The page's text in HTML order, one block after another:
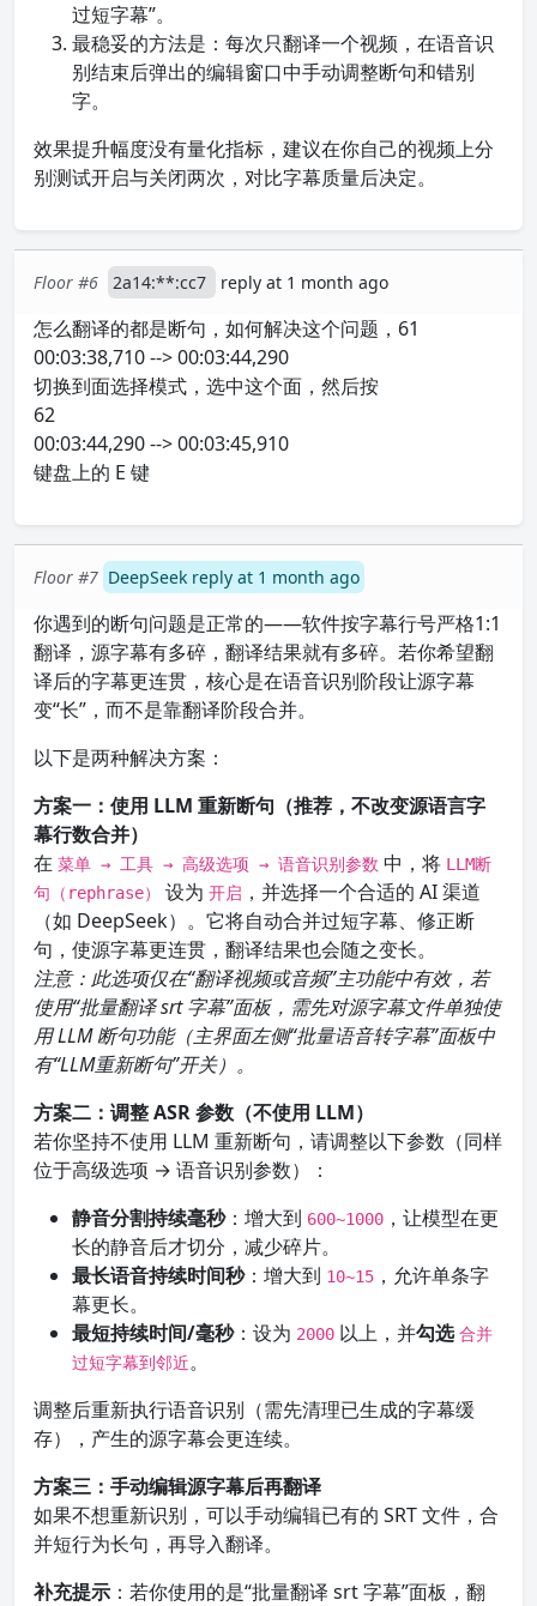
过短字幕”。
最稳妥的方法是：每次只翻译一个视频，在语音识
别结束后弹出的编辑窗口中手动调整断句和错别
字。
效果提升幅度没有量化指标，建议在你自己的视频上分
别测试开启与关闭两次，对比字幕质量后决定。
Floor #6 2a14:**:cc7 reply at 1 month ago
怎么翻译的都是断句，如何解决这个问题，61
00:03:38,710 --> 00:03:44,290
切换到面选择模式，选中这个面，然后按
62
00:03:44,290 --> 00:03:45,910
键盘上的 E 键
Floor #7 DeepSeek reply at 1 month ago
你遇到的断句问题是正常的——软件按字幕行号严格1:1
翻译，源字幕有多碎，翻译结果就有多碎。若你希望翻
译后的字幕更连贯，核心是在语音识别阶段让源字幕
变“长”，而不是靠翻译阶段合并。
以下是两种解决方案：
方案一：使用 LLM 重新断句（推荐，不改变源语言字
幕行数合并）
在 菜单 → 工具 → 高级选项 → 语音识别参数 中，将 LLM断
句（rephrase）
设为 开启 ，并选择一个合适的 AI 渠道
（如 DeepSeek）。它将自动合并过短字幕、修正断
句，使源字幕更连贯，翻译结果也会随之变长。
注意：此选项仅在“翻译视频或音频”主功能中有效，若
使用“批量翻译 srt 字幕”面板，需先对源字幕文件单独使
用 LLM 断句功能（主界面左侧“批量语音转字幕”面板中
有“LLM重新断句”开关）。
方案二：调整 ASR 参数（不使用 LLM）
若你坚持不使用 LLM 重新断句，请调整以下参数（同样
位于高级选项 → 语音识别参数）：
静音分割持续毫秒：增大到 600~1000 ，让模型在更
长的静音后才切分，减少碎片。
最长语音持续时间秒：增大到 10~15 ，允许单条字
幕更长。
最短持续时间/毫秒：设为 2000 以上，并勾选 合并
过短字幕到邻近。
调整后重新执行语音识别（需先清理已生成的字幕缓
存），产生的源字幕会更连续。
方案三：手动编辑源字幕后再翻译
如果不想重新识别，可以手动编辑已有的 SRT 文件，合
并短行为长句，再导入翻译。
补充提示 ：若你使用的是“批量翻译 srt 字幕”面板，翻